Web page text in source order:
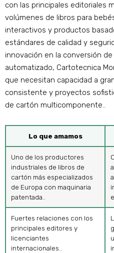
con las principales editoriales
volúmenes de libros para
interactivos y productos
estándares de calidad y
innovación en la conversión
automatizado, Cartotecnica
que necesitan capacidad a
consistente y proyectos
de cartón multicomponente..
Lo que amamos
Uno de los productores
industriales de libros de
cartón más especializados
de Europa con maquinaria
patentada..
Fuertes relaciones con los
principales editores y
licenciantes
internacionales..